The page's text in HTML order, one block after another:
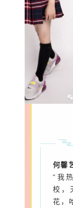
何馨
“我
校，
花，